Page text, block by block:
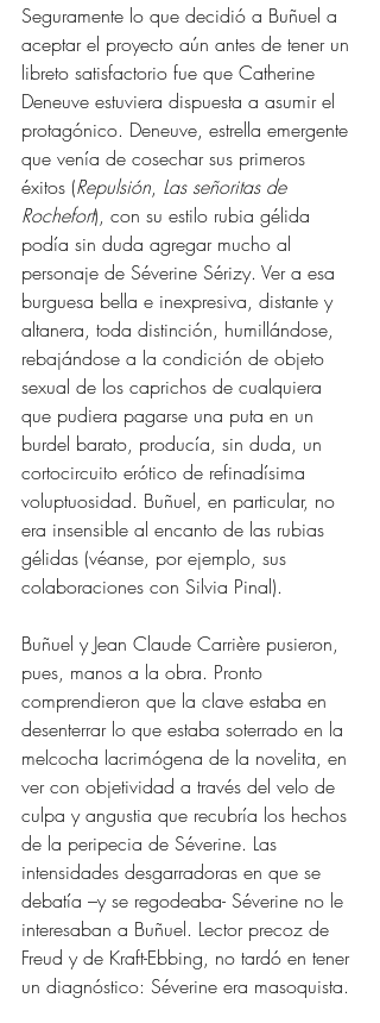
Seguramente lo que decidió a Buñuel a
aceptar el proyecto aún antes de tener un
libreto satisfactorio fue que Catherine
Deneuve estuviera dispuesta a asumir el
protagónico. Deneuve, estrella emergente
que venía de cosechar sus primeros
éxitos (Repulsión, Las señoritas de
Rochefort), con su estilo rubia gélida
podía sin duda agregar mucho al
personaje de Séverine Sérizy. Ver a esa
burguesa bella e inexpresiva, distante y
altanera, toda distinción, humillándose,
rebajándose a la condición de objeto
sexual de los caprichos de cualquiera
que pudiera pagarse una puta en un
burdel barato, producía, sin duda, un
cortocircuito erótico de refinadísima
voluptuosidad. Buñuel, en particular, no
era insensible al encanto de las rubias
gélidas (véanse, por ejemplo, sus
colaboraciones con Silvia Pinal).
Buñuel y Jean Claude Carrière pusieron,
pues, manos a la obra. Pronto
comprendieron que la clave estaba en
desenterrar lo que estaba soterrado en la
melcocha lacrimógena de la novelita, en
ver con objetividad a través del velo de
culpa y angustia que recubría los hechos
de la peripecia de Séverine. Las
intensidades desgarradoras en que se
debatía –y se regodeaba- Séverine no le
interesaban a Buñuel. Lector precoz de
Freud y de Kraft-Ebbing, no tardó en tener
un diagnóstico: Séverine era masoquista.